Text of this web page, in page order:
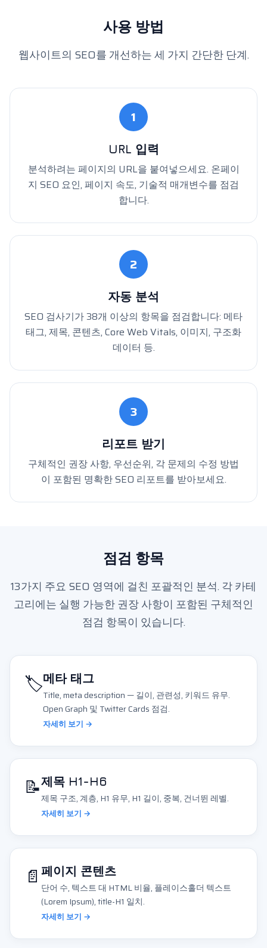
사용 방법
웹사이트의 SEO를 개선하는 세 가지 간단한 단계.
1
URL 입력
분석하려는 페이지의 URL을 붙여넣으세요. 온페이
지 SEO 요인, 페이지 속도, 기술적 매개변수를 점검
합니다.
2
자동 분석
SEO 검사기가 38개 이상의 항목을 점검합니다: 메타
태그, 제목, 콘텐츠, Core Web Vitals, 이미지, 구조화
데이터 등.
3
리포트 받기
구체적인 권장 사항, 우선순위, 각 문제의 수정 방법
이 포함된 명확한 SEO 리포트를 받아보세요.
점검 항목
13가지 주요 SEO 영역에 걸친 포괄적인 분석. 각 카테
고리에는 실행 가능한 권장 사항이 포함된 구체적인
점검 항목이 있습니다.
🏷️메타 태그
Title, meta description — 길이, 관련성, 키워드 유무.
Open Graph 및 Twitter Cards 점검.
자세히 보기 →
📝제목 H1-H6
제목 구조, 계층, H1 유무, H1 길이, 중복, 건너뛴 레벨.
자세히 보기 →
📄 페이지 콘텐츠
단어 수, 텍스트 대 HTML 비율, 플레이스홀더 텍스트
(Lorem Ipsum), title-H1 일치.
자세히 보기 →